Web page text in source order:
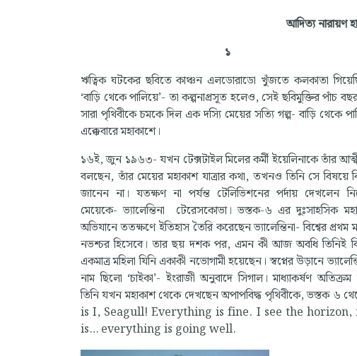
আদিত্য নারায়ণ
১
ঋত্বিক ঘটকের ছবিতে কাঞ্চন এলডোরাডো খুঁজতে কলকাতা
‘বাড়ি থেকে পালিয়ে’- তা কল্পনাপ্রসূত হলেও, সেই ছবিমুক্তির পাঁচ
সারা পৃথিবীকে চমকে দিল এক দস্যি মেয়ের সত্যি গল্প- বাড়ি থেকে
এক্কেবারে মহাকাশে।
১৬ই, জুন ১৯৬৩- যখন টেক্সটাইল মিলের কর্মী ইয়েলিনাকে তাঁর
বলছেন, তাঁর মেয়ের মহাকাশ যাত্রার কথা, তখনও তিনি সে বিষয়ে
জানেন না। যতক্ষণ না পর্যন্ত টেলিভিশনের পর্দায় দেখলেন
মেয়েকে- ভ্যালেন্তিনা টেরেসকোভা। ভস্তক-৬ এর দুঃসাহসিক
অভিযানে ততক্ষণে ইতিহাস তৈরি করেছেন ভ্যালেন্তিনা- বিশ্বের প্রথম
নভশ্চর হিসেবে। তার ছয় দশক পর, এমন কী আজ অবধি তিনিই
একমাত্র মহিলা যিনি একাকী নভোগামী হয়েছেন। স্বপ্নের উড়ানে
নাম ছিলো ‘চাইকা’- ইংরাজী অনুবাদে সিগাল। মাধ্যাকর্ষণ
তিনি যখন মহাকাশ থেকে দেখছেন অপাপবিদ্ধ পৃথিবীকে, ভস্তক
is I, Seagull! Everything is fine. I see the
is… everything is going well.